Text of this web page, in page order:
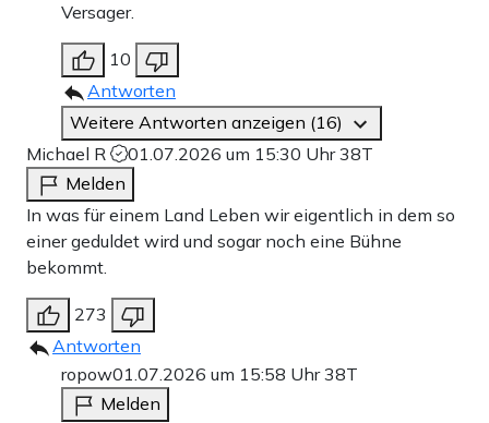
Versager.
10
Antworten
Weitere Antworten anzeigen (16)
Michael R
01.07.2026 um 15:30 Uhr38T
Melden
In was für einem Land Leben wir eigentlich in dem so
einer geduldet wird und sogar noch eine Bühne
bekommt.
273
Antworten
ropow01.07.2026 um 15:58 Uhr38T
Melden